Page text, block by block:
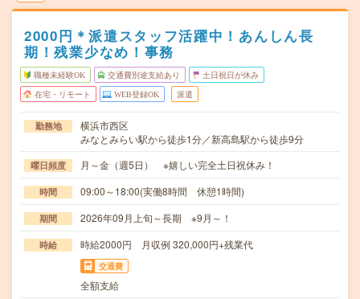
2000円＊派遣スタッフ活躍中！あんしん長
期！残業少なめ！事務
職種未経験OK 交通費別途支給あり 土日祝日が休み
在宅・リモート WEB登録OK 派遣
勤務地
横浜市西区
みなとみらい駅から徒歩1分／新高島駅から徒歩9分
曜日頻度 月～金（週5日） ※嬉しい完全土日祝休み！
時間 09:00～18:00(実働8時間 休憩1時間)
期間 2026年09月上旬～長期 ※9月～！
時給 時給2000円 月収例 320,000円+残業代
交通費
全額支給